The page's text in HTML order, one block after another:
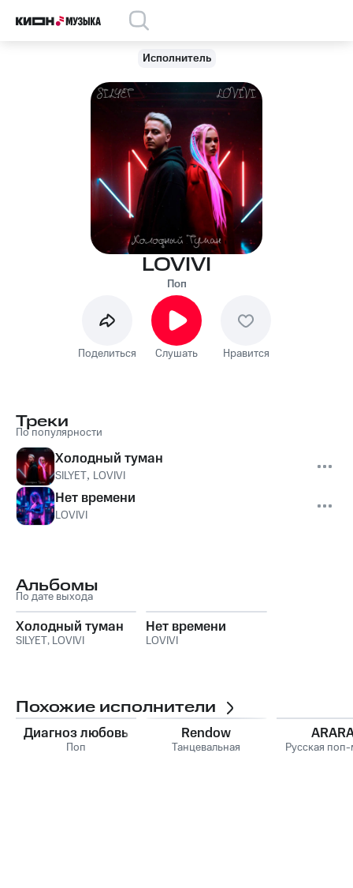
Исполнитель
LOVIVI
Поп
Поделиться Слушать Нравится
Треки
По популярности
Холодный туман
SILYET, LOVIVI
Нет времени
LOVIVI
Альбомы
По дате выхода
Холодный туман
SILYET, LOVIVI
Нет времени
LOVIVI
Похожие исполнители
Диагноз любовь
Поп
Rendow
Танцевальная Русская